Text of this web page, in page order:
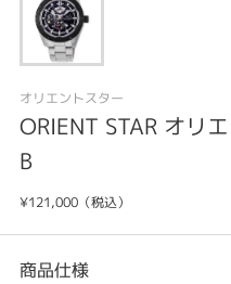
オリエントスター
ORIENT STAR オリ
B
¥121,000（税込）
商品仕様